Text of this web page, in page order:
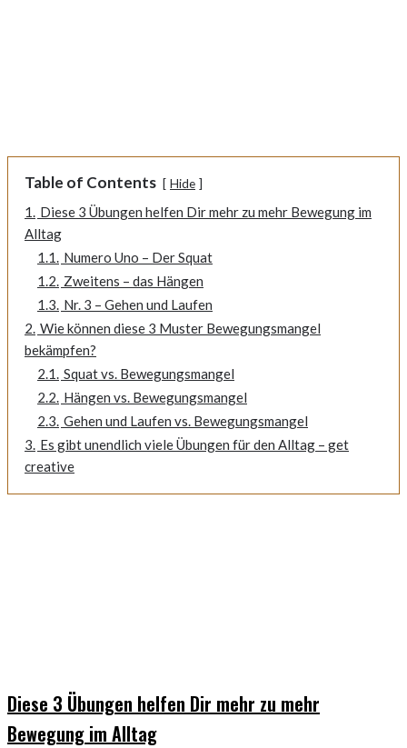
Table of Contents Hide
1. Diese 3 Übungen helfen Dir mehr zu mehr Bewegung im
Alltag
1.1. Numero Uno – Der Squat
1.2. Zweitens – das Hängen
1.3. Nr. 3 – Gehen und Laufen
2. Wie können diese 3 Muster Bewegungsmangel
bekämpfen?
2.1. Squat vs. Bewegungsmangel
2.2. Hängen vs. Bewegungsmangel
2.3. Gehen und Laufen vs. Bewegungsmangel
3. Es gibt unendlich viele Übungen für den Alltag – get
creative
Diese 3 Übungen helfen Dir mehr zu mehr
Bewegung im Alltag